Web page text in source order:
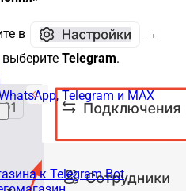
Telegram и MAX
к Telegram Bot
в
→
выберитеTelegram.